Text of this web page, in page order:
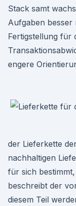
Stack samt
Aufgaben besser
Fertigstellung für
engere
der Lieferkette
nachhaltigen
für sich
beschreibt der
diesem Teil